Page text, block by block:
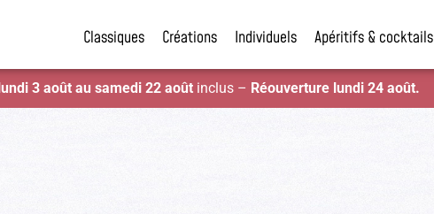
Classiques Créations Individuels Apéritifs & cocktails
lundi 3 août au samedi 22 août inclus – Réouverture lundi 24 août.